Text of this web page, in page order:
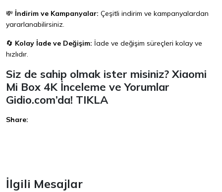
💸 İndirim ve Kampanyalar: Çeşitli indirim ve kampanyalardan
yararlanabilirsiniz.
🔄 Kolay İade ve Değişim: İade ve değişim süreçleri kolay ve
hızlıdır.
Siz de sahip olmak ister misiniz? Xiaomi
Mi Box 4K İnceleme ve Yorumlar
Gidio.com’da! TIKLA
Share:
İlgili Mesajlar